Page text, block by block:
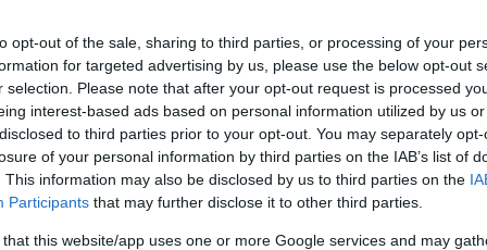
opt-out of the sale, sharing to third parties, or processing of your
for targeted advertising by us, please use the below opt-out
selection. Please note that after your opt-out request is processed
interest-based ads based on personal information utilized by us
to third parties prior to your opt-out. You may separately
of your personal information by third parties on the IAB’s list of
This information may also be disclosed by us to third parties on the
Participants that may further disclose it to other third parties.
that this website/app uses one or more Google services and may
rappresentano un affronto alla
uno dei patrimoni naturali più preziosi
party sfrenato, aggiunge un altro strato di
prova dalturismo di massa.
la pericolosa tendenza di
in palcoscenici per il divertimento sfrenato
di Instagram possono ingannare, ma